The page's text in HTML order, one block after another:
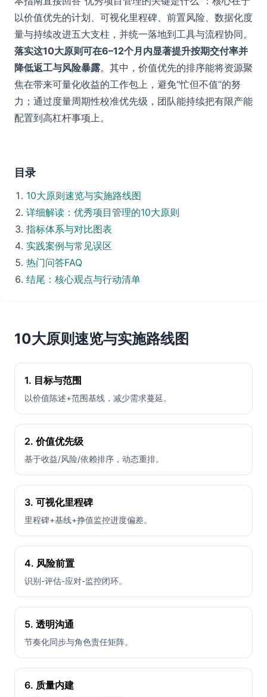
以价值优先的计划、可视化里程碑、前置风险、数据化度
量与持续改进五大支柱，并统一落地到工具与流程协同。
落实这10大原则可在6–12个月内显著提升按期交付率并
降低返工与风险暴露。其中，价值优先的排序能将资源聚
焦在带来可量化收益的工作包上，避免“忙但不值”的努
力；通过度量周期性校准优先级，团队能持续把有限产能
配置到高杠杆事项上。
目录
10大原则速览与实施路线图
详细解读：优秀项目管理的10大原则
指标体系与对比图表
实践案例与常见误区
热门问答FAQ
结尾：核心观点与行动清单
10大原则速览与实施路线图
1. 目标与范围
以价值陈述+范围基线，减少需求蔓延。
2. 价值优先级
基于收益/风险/依赖排序，动态重排。
3. 可视化里程碑
里程碑+基线+挣值监控进度偏差。
4. 风险前置
识别-评估-应对-监控闭环。
5. 透明沟通
节奏化同步与角色责任矩阵。
6. 质量内建